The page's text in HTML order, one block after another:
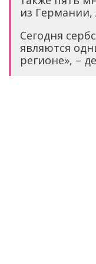
из Германии,
Сегодня
являются
регионе», –